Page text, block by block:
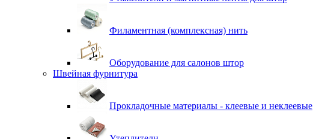
Филаментная (комплексная) нить
Оборудование для салонов штор
Швейная фурнитура
Прокладочные материалы - клеевые и неклеевые